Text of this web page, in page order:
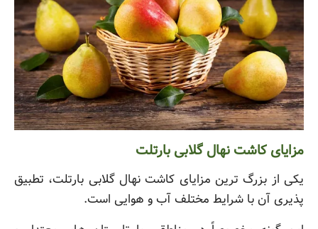
مزایای کاشت نهال گلابی بارتلت
یکی از بزرگ ترین مزایای کاشت نهال گلابی بارتلت، تطبیق
پذیری آن با شرایط مختلف آب و هوایی است.